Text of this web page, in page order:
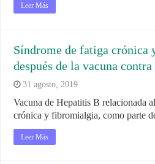
Leer Más
Síndrome de fatiga
después de la vacuna
31 agosto, 2019
Vacuna de Hepatitis B relacionada
crónica y fibromialgia, como parte
Leer Más